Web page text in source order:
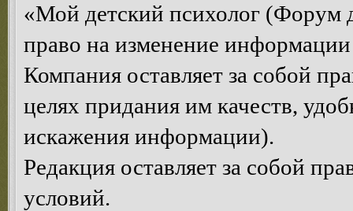
«Мой детский психолог (Форум
право на изменение
Компания оставляет за собой
целях придания им качеств,
искажения информации).
Редакция оставляет за собой
условий.